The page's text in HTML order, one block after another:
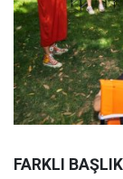
FARKLI